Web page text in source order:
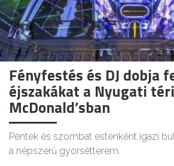
Fényfestés és DJ dobja
éjszakákat a Nyugati téri
McDonald’sban
Péntek és szombat esténként igazi
a népszerű gyorsétterem.